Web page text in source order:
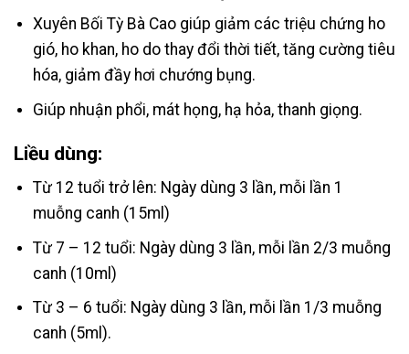
Xuyên Bối Tỳ Bà Cao giúp giảm các triệu chứng ho
gió, ho khan, ho do thay đổi thời tiết, tăng cường tiêu
hóa, giảm đầy hơi chướng bụng.
Giúp nhuận phổi, mát họng, hạ hỏa, thanh giọng.
Liều dùng:
Từ 12 tuổi trở lên: Ngày dùng 3 lần, mỗi lần 1
muỗng canh (15ml)
Từ 7 – 12 tuổi: Ngày dùng 3 lần, mỗi lần 2/3 muỗng
canh (10ml)
Từ 3 – 6 tuổi: Ngày dùng 3 lần, mỗi lần 1/3 muỗng
canh (5ml).